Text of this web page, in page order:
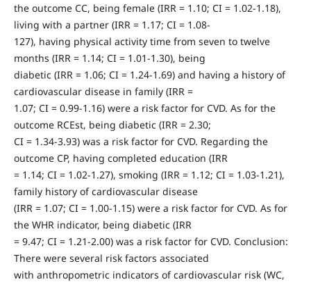
the outcome CC, being female (IRR = 1.10; CI = 1.02-1.18),
living with a partner (IRR = 1.17; CI = 1.08-
127), having physical activity time from seven to twelve
months (IRR = 1.14; CI = 1.01-1.30), being
diabetic (IRR = 1.06; CI = 1.24-1.69) and having a history of
cardiovascular disease in family (IRR =
1.07; CI = 0.99-1.16) were a risk factor for CVD. As for the
outcome RCEst, being diabetic (IRR = 2.30;
CI = 1.34-3.93) was a risk factor for CVD. Regarding the
outcome CP, having completed education (IRR
= 1.14; CI = 1.02-1.27), smoking (IRR = 1.12; CI = 1.03-1.21),
family history of cardiovascular disease
(IRR = 1.07; CI = 1.00-1.15) were a risk factor for CVD. As for
the WHR indicator, being diabetic (IRR
= 9.47; CI = 1.21-2.00) was a risk factor for CVD. Conclusion:
There were several risk factors associated
with anthropometric indicators of cardiovascular risk (WC,